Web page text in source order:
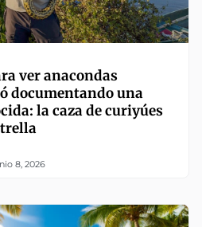
ver anacondas
documentando una
la caza de curiyúes
8, 2026